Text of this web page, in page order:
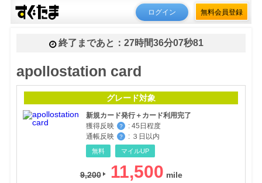
ログイン 無料会員登録
終了まであと： 27時間36分07秒59
apollostation card
グレード対象
新規カード発行＋カード利用完了
獲得反映
？ : 45日程度
通帳反映
？ : ３日以内
無料 マイルUP
9,200 11,500